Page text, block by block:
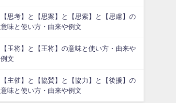
【思考】と【思案】と【思索】と【思慮】の
意味と使い方・由来や例文
【玉将】と【王将】の意味と使い方・由来や
例文
【主催】と【協賛】と【協力】と【後援】の
意味と使い方・由来や例文